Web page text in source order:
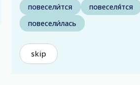
повесели́тся
повеселя́тся
повесели́лась
skip